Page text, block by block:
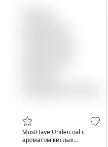
MustHave Undercoal с
ароматом кислых